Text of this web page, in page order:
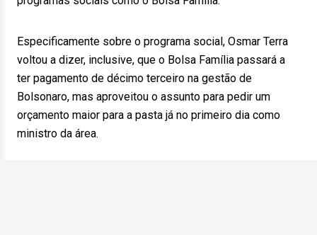
Especificamente sobre o programa social, Osmar Terra
voltou a dizer, inclusive, que o Bolsa Família passará a
ter pagamento de décimo terceiro na gestão de
Bolsonaro, mas aproveitou o assunto para pedir um
orçamento maior para a pasta já no primeiro dia como
ministro da área.